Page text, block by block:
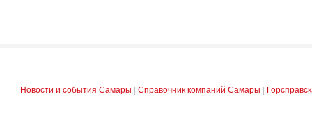
Новости и события Самары Справочник компаний Самары